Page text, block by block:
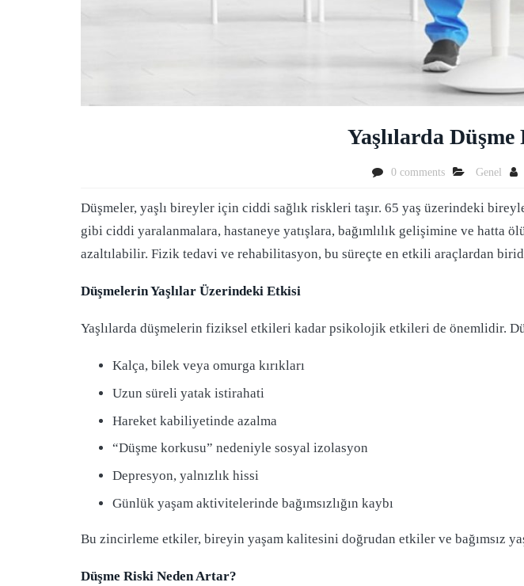
Yaşlılarda Düşme
0 comments Genel
Düşmeler, yaşlı bireyler için ciddi sağlık riskleri taşır. 65 yaş üzerindeki
gibi ciddi yaralanmalara, hastaneye yatışlara, bağımlılık gelişimine ve
azaltılabilir. Fizik tedavi ve rehabilitasyon, bu süreçte en etkili araçlardan
Düşmelerin Yaşlılar Üzerindeki Etkisi
Yaşlılarda düşmelerin fiziksel etkileri kadar psikolojik etkileri de önemlidir.
Kalça, bilek veya omurga kırıkları
Uzun süreli yatak istirahati
Hareket kabiliyetinde azalma
“Düşme korkusu” nedeniyle sosyal izolasyon
Depresyon, yalnızlık hissi
Günlük yaşam aktivitelerinde bağımsızlığın kaybı
Bu zincirleme etkiler, bireyin yaşam kalitesini doğrudan etkiler ve bağımsız
Düşme Riski Neden Artar?